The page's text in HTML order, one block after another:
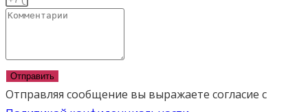
Отправить
Отправляя сообщение вы выражаете согласие с